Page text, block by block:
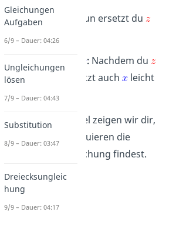
3. Resubstitution:
Nun ersetzt du
wieder durch
: Nachdem du
kennst, kannst du jetzt auch
leicht
berechnen.
Im folgenden Beispiel zeigen wir dir,
wie du durch Substituieren die
Lösungen einer Gleichung findest.
Gleichungen
Aufgaben
6/9 – Dauer: 04:26
Ungleichungen
lösen
7/9 – Dauer: 04:43
Substitution
8/9 – Dauer: 03:47
Dreiecksungleic
hung
9/9 – Dauer: 04:17